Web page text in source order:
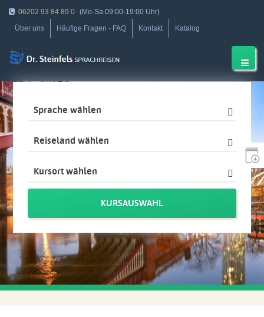
06202 93 84 89 0 (Mo-Sa 09:00-19:00 Uhr)
Über uns
Häufige Fragen - FAQ Kontakt Katalog
Sprachreisen für
Erwachsene
Sprache wählen
Reiseland wählen
Kursort wählen
KURSAUSWAHL